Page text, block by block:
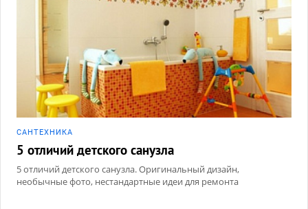
САНТЕХНИКА
5 отличий детского санузла
5 отличий детского санузла. Оригинальный дизайн,
необычные фото, нестандартные идеи для ремонта